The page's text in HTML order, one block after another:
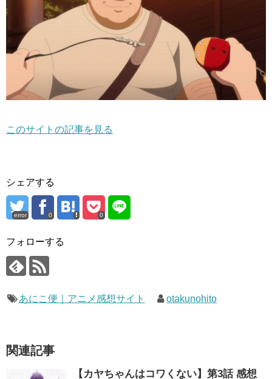
このサイトの記事を見る
シェアする
error 0 0
フォローする
あにこ便｜アニメ感想サイト otakunohito
関連記事
【カヤちゃんはコワくない】第3話 感想